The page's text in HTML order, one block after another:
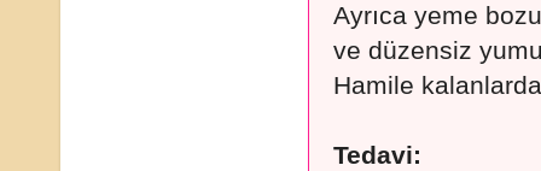
Ayrıca yeme
ve düzensiz
Hamile
Tedavi: